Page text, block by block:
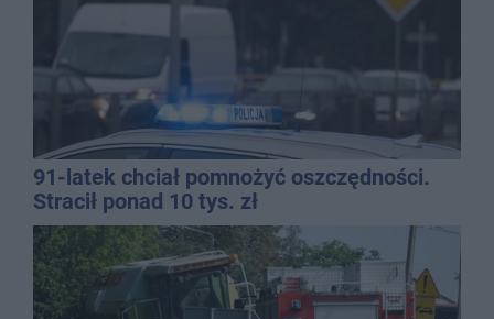
91-latek chciał pomnożyć oszczędności.
Stracił ponad 10 tys. zł